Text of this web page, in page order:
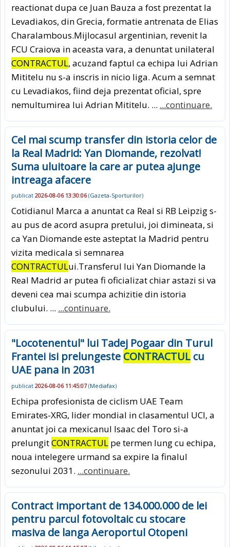
reactionat dupa ce Juan Bauza a fost prezentat la
Levadiakos, din Grecia, formatie antrenata de Elias
Charalambous.Mijlocasul argentinian, revenit la
FCU Craiova in aceasta vara, a denuntat unilateral
CONTRACTUL, acuzand faptul ca echipa lui Adrian
Mititelu nu s-a inscris in nicio liga. Acum a semnat
cu Levadiakos, fiind deja prezentat oficial, spre
nemultumirea lui Adrian Mititelu. ... ...continuare.
Cel mai scump transfer din istoria celor de
la Real Madrid: Yan Diomande, rezolvat!
Suma uluitoare la care ar putea ajunge
intreaga afacere
publicat 2026-08-06 13:30:06(Gazeta-Sporturilor)
Cotidianul Marca a anuntat ca Real si RB Leipzig s-
au pus de acord asupra pretului, joi dimineata, si
ca Yan Diomande este asteptat la Madrid pentru
vizita medicala si semnarea
CONTRACTULui.Transferul lui Yan Diomande la
Real Madrid ar putea fi oficializat chiar astazi si va
deveni cea mai scumpa achizitie din istoria
clubului. ... ...continuare.
"Locotenentul" lui Tadej Pogaar din Turul
Frantei isi prelungeste CONTRACTUL cu
UAE pana in 2031
publicat 2026-08-06 11:45:07(Mediafax)
Echipa profesionista de ciclism UAE Team
Emirates-XRG, lider mondial in clasamentul UCI, a
anuntat joi ca mexicanul Isaac del Toro si-a
prelungitCONTRACTUL pe termen lung cu echipa,
noua intelegere urmand sa expire la finalul
sezonului 2031. ...continuare.
Contract important de 134.000.000 de lei
pentru parcul fotovoltaic cu stocare
masiva de langa Aeroportul Otopeni